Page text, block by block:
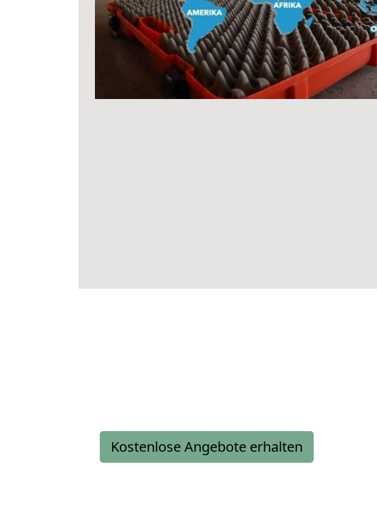
Kostenlose Angebote erhalten